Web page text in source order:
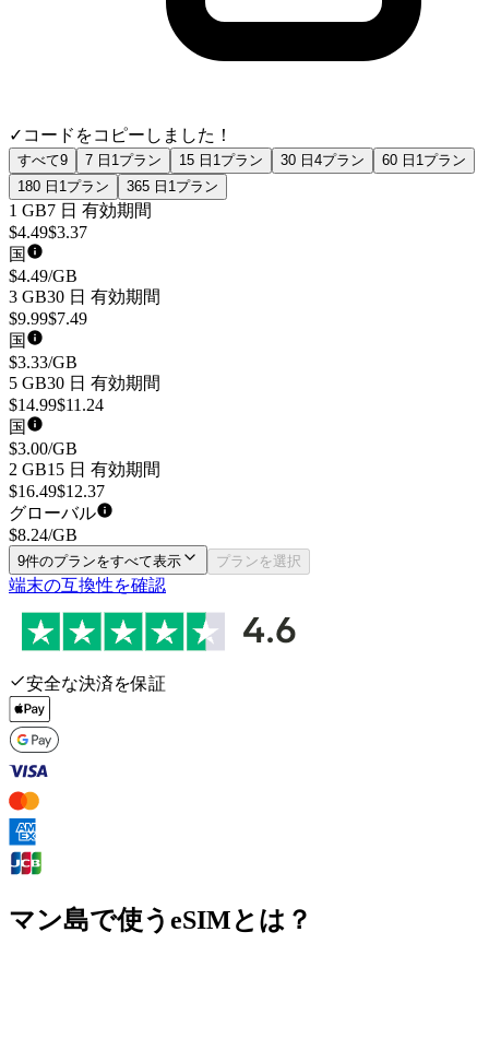
✓ コードをコピーしました！
すべて9 7 日 1 プラン 15 日 1 プラン 30 日4プラン 60 日 1 プラン
180 日 1 プラン 365 日 1 プラン
1 GB7 日 有効期間
$4.49$3.37
国
$4.49/GB
3 GB30 日 有効期間
$9.99$7.49
国
$3.33/GB
5 GB30 日 有効期間
$14.99$11.24
国
$3.00/GB
2 GB15 日 有効期間
$16.49$12.37
グローバル
$8.24/GB
9件のプランをすべて表示 プランを選択
端末の互換性を確認
安全な決済を保証
マン島で使うeSIMとは？